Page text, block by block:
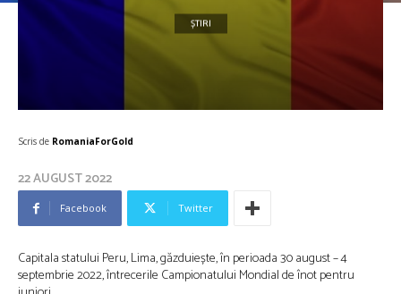
ȘTIRI
Scris de RomaniaForGold
22 AUGUST 2022
Facebook Twitter
Capitala statului Peru, Lima, găzduiește, în perioada 30 august – 4
septembrie 2022, întrecerile Campionatului Mondial de înot pentru